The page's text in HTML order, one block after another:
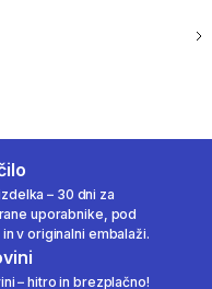
– 30 dni za
uporabnike, pod
v originalni embalaži.
– hitro in brezplačno!